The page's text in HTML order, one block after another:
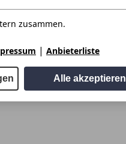
zusammen.
| Anbieterliste
Alle akzeptieren